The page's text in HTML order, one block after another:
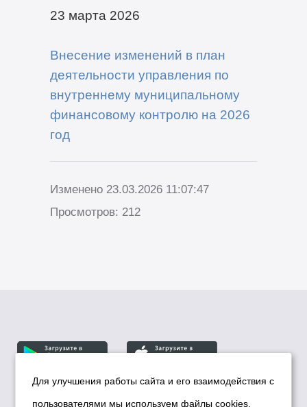
23 марта 2026
Внесение изменений в план
деятельности управления по
внутреннему муниципальному
финансовому контролю на 2026
год
Изменено 23.03.2026 11:07:47
Просмотров: 212
Для улучшения работы сайта и его взаимодействия с
пользователями мы используем файлы cookies.